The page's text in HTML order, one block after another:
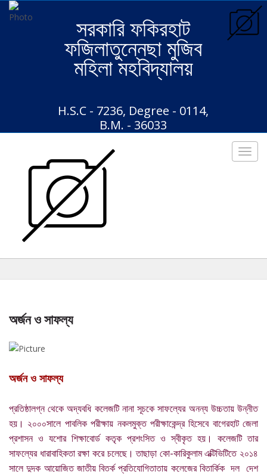
সরকারি ফকিরহাট
ফজিলাতুন্নেছা মুজিব
মহিলা মহবিদ্যালয়
H.S.C - 7236, Degree - 0114,
B.M. - 36033
অর্জন ও সাফল্য
অর্জন ও সাফল্য
প্রতিষ্ঠালগ্ন থেকে অদ্যবধি কলেজটি নানা সূচকে সাফল্যের অনন্য উচ্চতায় উন্নীত
হয়। ২০০০সালে পাবলিক পরীক্ষায় নকলমুক্ত পরীক্ষাকেন্দ্র হিসেবে বাগেরহাট জেলা
প্রশাসন ও যশোর শিক্ষাবোর্ড কতৃক প্রশংসিত ও স্বীকৃত হয়। কলেজটি তার
সাফল্যের ধারাবাহিকতা রক্ষা করে চলেছে। তাছাড়া কো-কারিকুলাম এক্টিভিটিতে ২০১৪
সালে দুদক আয়োজিত জাতীয় বিতর্ক প্রতিযোগিতাতায় কলেজের বিতার্কিক দল দেশ